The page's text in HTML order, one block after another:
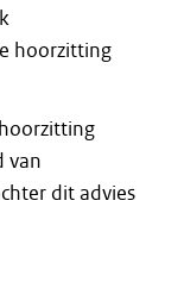
hoorzitting
van
dit advies